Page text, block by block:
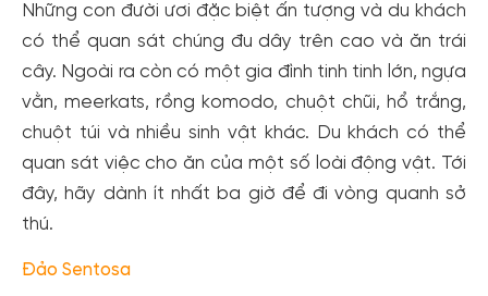
Những con đười ươi đặc biệt ấn tượng và du khách
có thể quan sát chúng đu dây trên cao và ăn trái
cây. Ngoài ra còn có một gia đình tinh tinh lớn, ngựa
vằn, meerkats, rồng komodo, chuột chũi, hổ trắng,
chuột túi và nhiều sinh vật khác. Du khách có thể
quan sát việc cho ăn của một số loài động vật. Tới
đây, hãy dành ít nhất ba giờ để đi vòng quanh sở
thú.
Đảo Sentosa